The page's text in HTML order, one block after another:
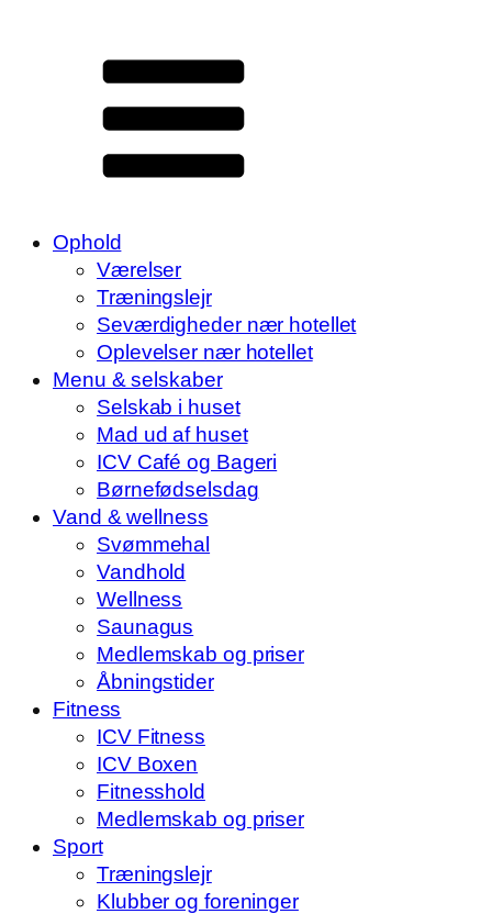
Ophold
Værelser
Træningslejr
Seværdigheder nær hotellet
Oplevelser nær hotellet
Menu & selskaber
Selskab i huset
Mad ud af huset
ICV Café og Bageri
Børnefødselsdag
Vand & wellness
Svømmehal
Vandhold
Wellness
Saunagus
Medlemskab og priser
Åbningstider
Fitness
ICV Fitness
ICV Boxen
Fitnesshold
Medlemskab og priser
Sport
Træningslejr
Klubber og foreninger